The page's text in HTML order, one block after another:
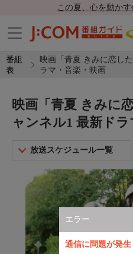
この夏、心を動か
番組
表
映画「青夏 きみに恋し
ラマ・音楽・映画
エラー
通信に問題が発
映画「青夏 きみに
ャンネル1 最新ド
放送スケジュール一覧